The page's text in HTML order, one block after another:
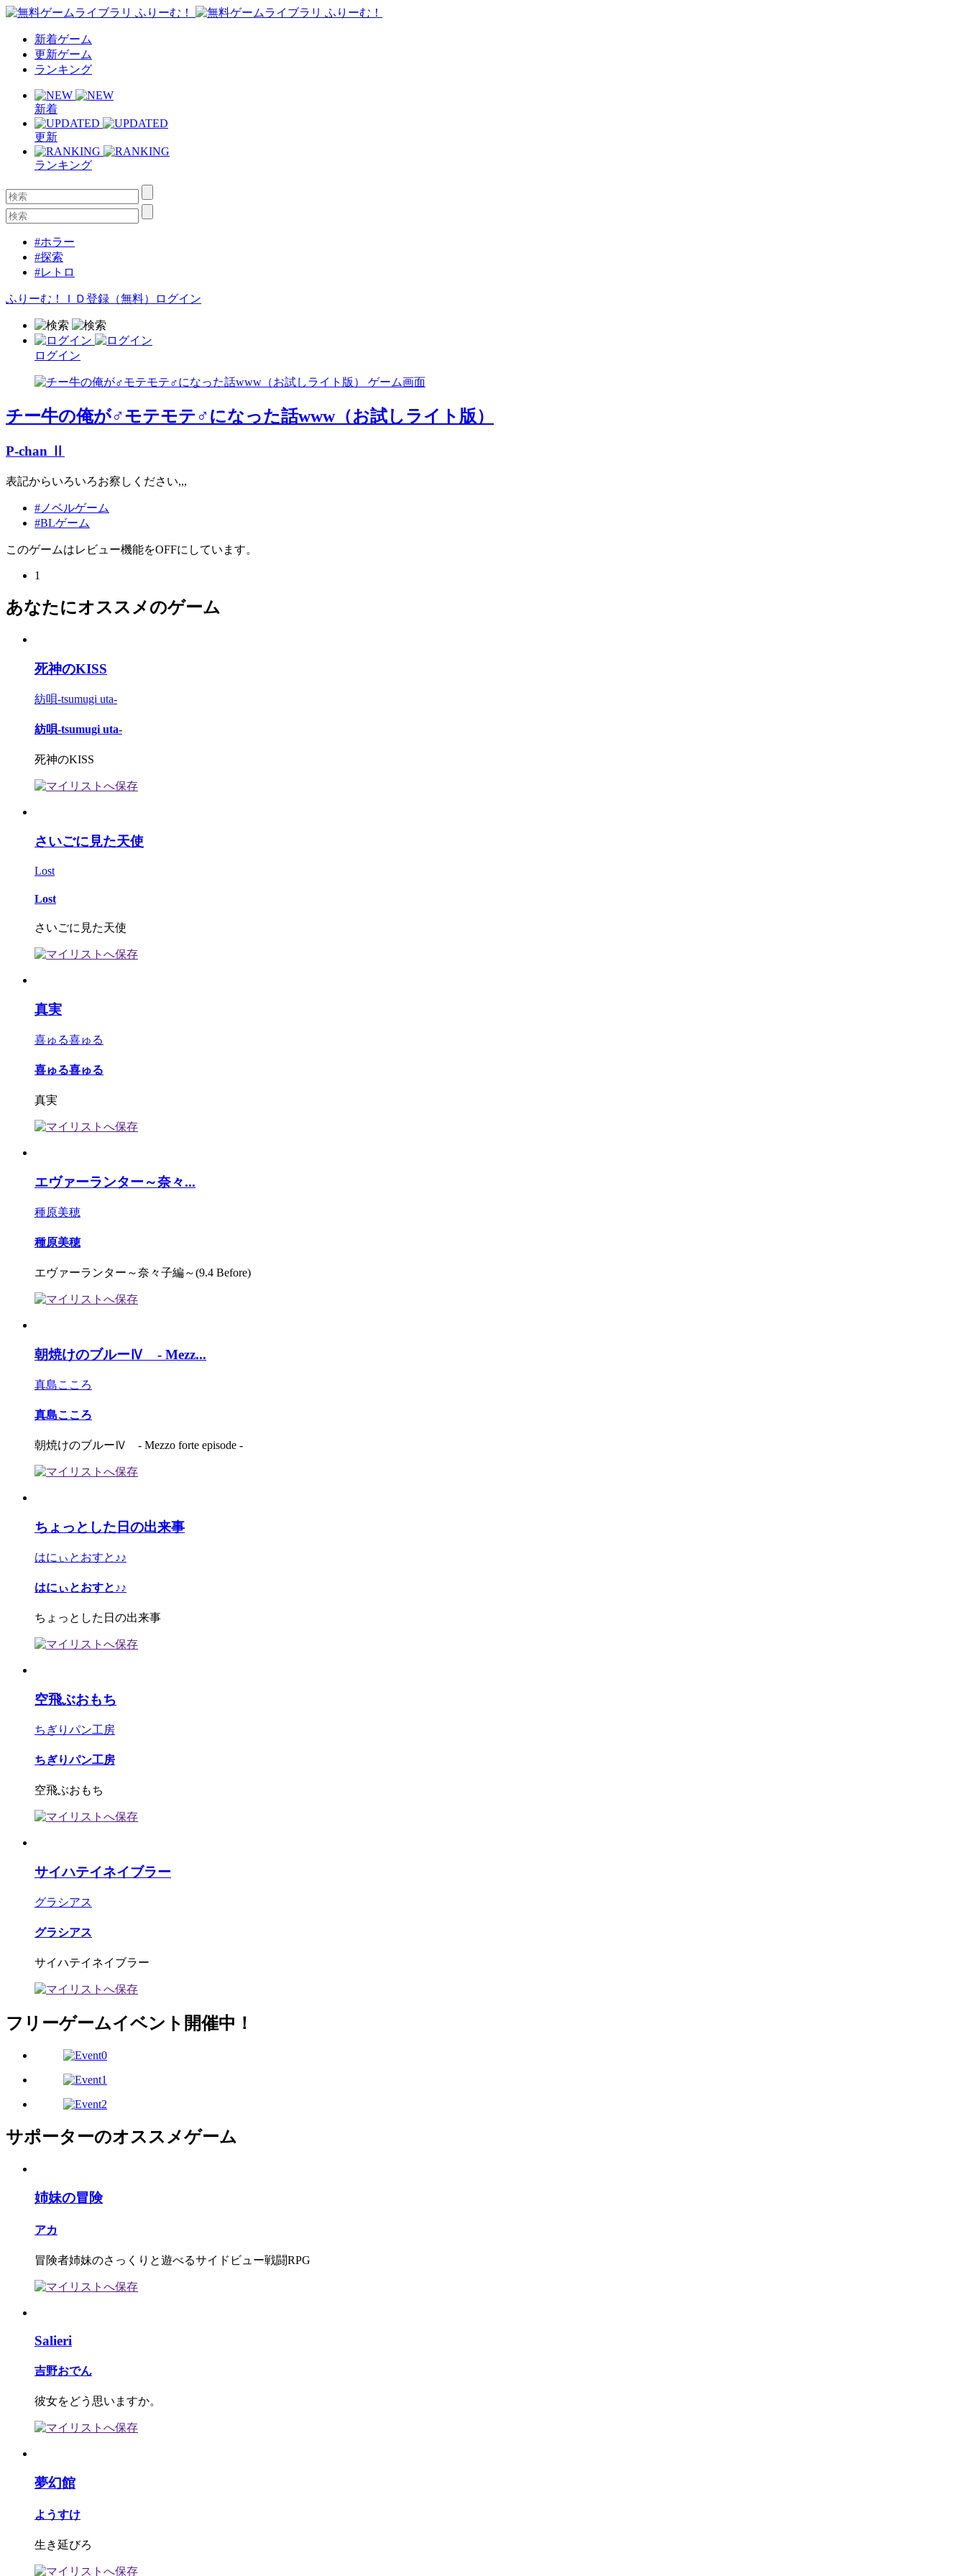
新着ゲーム
更新ゲーム
ランキング
新着
更新
ランキング
#ホラー
#探索
#レトロ
ふりーむ！ＩＤ登録（無料） ログイン
ログイン
チー牛の俺が♂モテモテ♂になった話www（お試しライト版）
P-chan Ⅱ
表記からいろいろお察しください,,,
#ノベルゲーム
#BLゲーム
このゲームはレビュー機能をOFFにしています。
1
あなたにオススメのゲーム
死神のKISS
紡唄-tsumugi uta-
紡唄-tsumugi uta-
死神のKISS
さいごに見た天使
Lost
Lost
さいごに見た天使
真実
喜ゅる喜ゅる
喜ゅる喜ゅる
真実
エヴァーランター～奈々...
種原美穂
種原美穂
エヴァーランター～奈々子編～(9.4 Before)
朝焼けのブルーⅣ - Mezz...
真島こころ
真島こころ
朝焼けのブルーⅣ - Mezzo forte episode -
ちょっとした日の出来事
はにぃとおすと♪♪
はにぃとおすと♪♪
ちょっとした日の出来事
空飛ぶおもち
ちぎりパン工房
ちぎりパン工房
空飛ぶおもち
サイハテイネイブラー
グラシアス
グラシアス
サイハテイネイブラー
フリーゲームイベント開催中！
サポーターのオススメゲーム
姉妹の冒険
アカ
冒険者姉妹のさっくりと遊べるサイドビュー戦闘RPG
Salieri
吉野おでん
彼女をどう思いますか。
夢幻館
ようすけ
生き延びろ